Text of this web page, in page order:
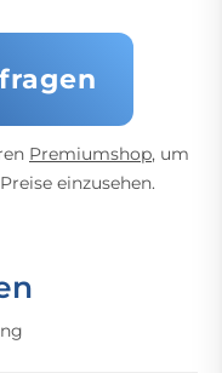
Premiumshop, um
einzusehen.